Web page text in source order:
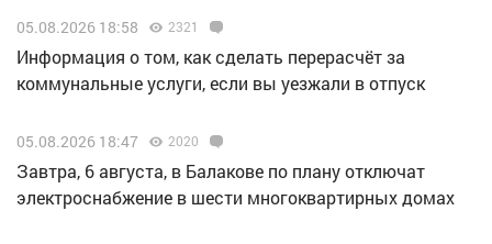
05.08.2026 18:58 2321
Информация о том, как сделать перерасчёт за
коммунальные услуги, если вы уезжали в отпуск
05.08.2026 18:47 2020
Завтра, 6 августа, в Балакове по плану отключат
электроснабжение в шести многоквартирных домах